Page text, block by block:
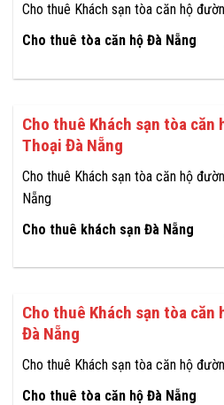
Cho thuê Khách sạn tòa căn hộ
Cho thuê tòa căn hộ Đà Nẵng
Cho thuê Khách sạn tòa căn
Thoại Đà Nẵng
Cho thuê Khách sạn tòa căn hộ
Nẵng
Cho thuê khách sạn Đà Nẵng
Cho thuê Khách sạn tòa căn
Đà Nẵng
Cho thuê Khách sạn tòa căn hộ
Cho thuê tòa căn hộ Đà Nẵng